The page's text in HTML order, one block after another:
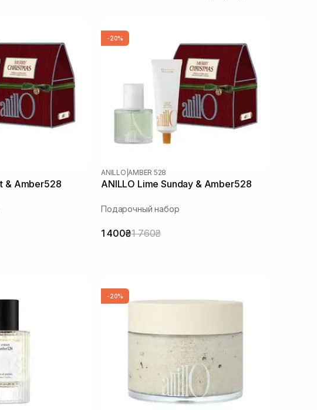
& Amber528
-20%
ANILLO AMBER 528
ANILLO Lime Sunday & Amber528
Подарочный набор
1 400₴1 760₴
-20%